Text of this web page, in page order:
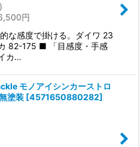
)
円
な感度で掛ける。ダイワ 23
82-175 ■ 「目感度・手感
カ…
モノアイシンカーストロ
塗装 [4571650880282]